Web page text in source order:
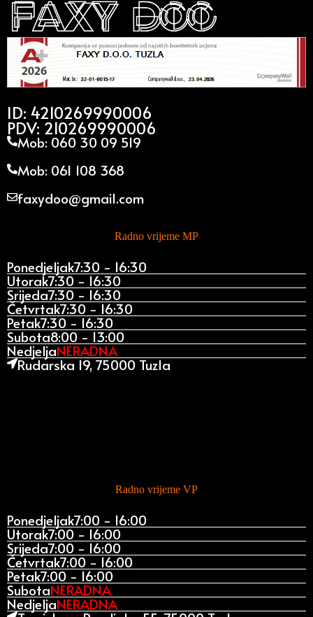
ID: 4210269990006
PDV: 210269990006
Mob: 060 30 09 519
Mob: 061 108 368
faxydoo@gmail.com
Radno vrijeme MP
Ponedjeljak7:30 - 16:30
Utorak7:30 - 16:30
Srijeda7:30 - 16:30
Četvrtak7:30 - 16:30
Petak7:30 - 16:30
Subota8:00 - 13:00
NedjeljaNERADNA
Rudarska 19, 75000 Tuzla
Radno vrijeme VP
Ponedjeljak7:00 - 16:00
Utorak7:00 - 16:00
Srijeda7:00 - 16:00
Četvrtak7:00 - 16:00
Petak7:00 - 16:00
SubotaNERADNA
NedjeljaNERADNA